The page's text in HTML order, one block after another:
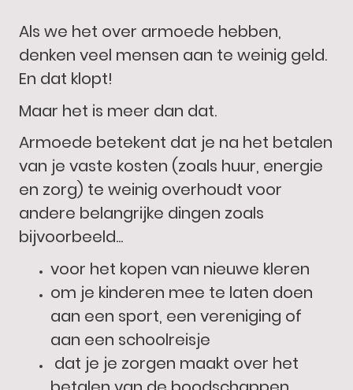
Als we het over armoede hebben,
denken veel mensen aan te weinig geld.
En dat klopt!
Maar het is meer dan dat.
Armoede betekent dat je na het betalen
van je vaste kosten (zoals huur, energie
en zorg) te weinig overhoudt voor
andere belangrijke dingen zoals
bijvoorbeeld...
voor het kopen van nieuwe kleren
om je kinderen mee te laten doen
aan een sport, een vereniging of
aan een schoolreisje
dat je je zorgen maakt over het